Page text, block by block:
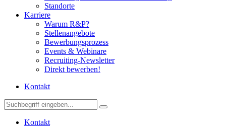
Standorte
Karriere
Warum R&P?
Stellenangebote
Bewerbungsprozess
Events & Webinare
Recruiting-Newsletter
Direkt bewerben!
Kontakt
Kontakt